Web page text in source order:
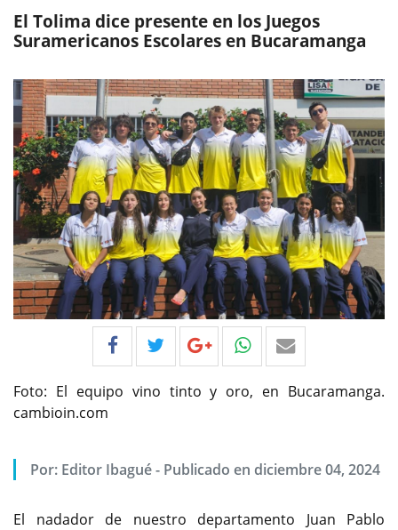
El Tolima dice presente en los Juegos
Suramericanos Escolares en Bucaramanga
Foto: El equipo vino tinto y oro, en Bucaramanga.
cambioin.com
Por: Editor Ibagué- Publicado en diciembre 04, 2024
El nadador de nuestro departamento Juan Pablo